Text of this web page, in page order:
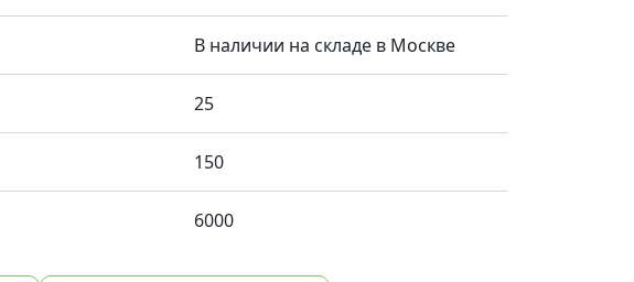
В наличии на складе в Москве
25
150
6000